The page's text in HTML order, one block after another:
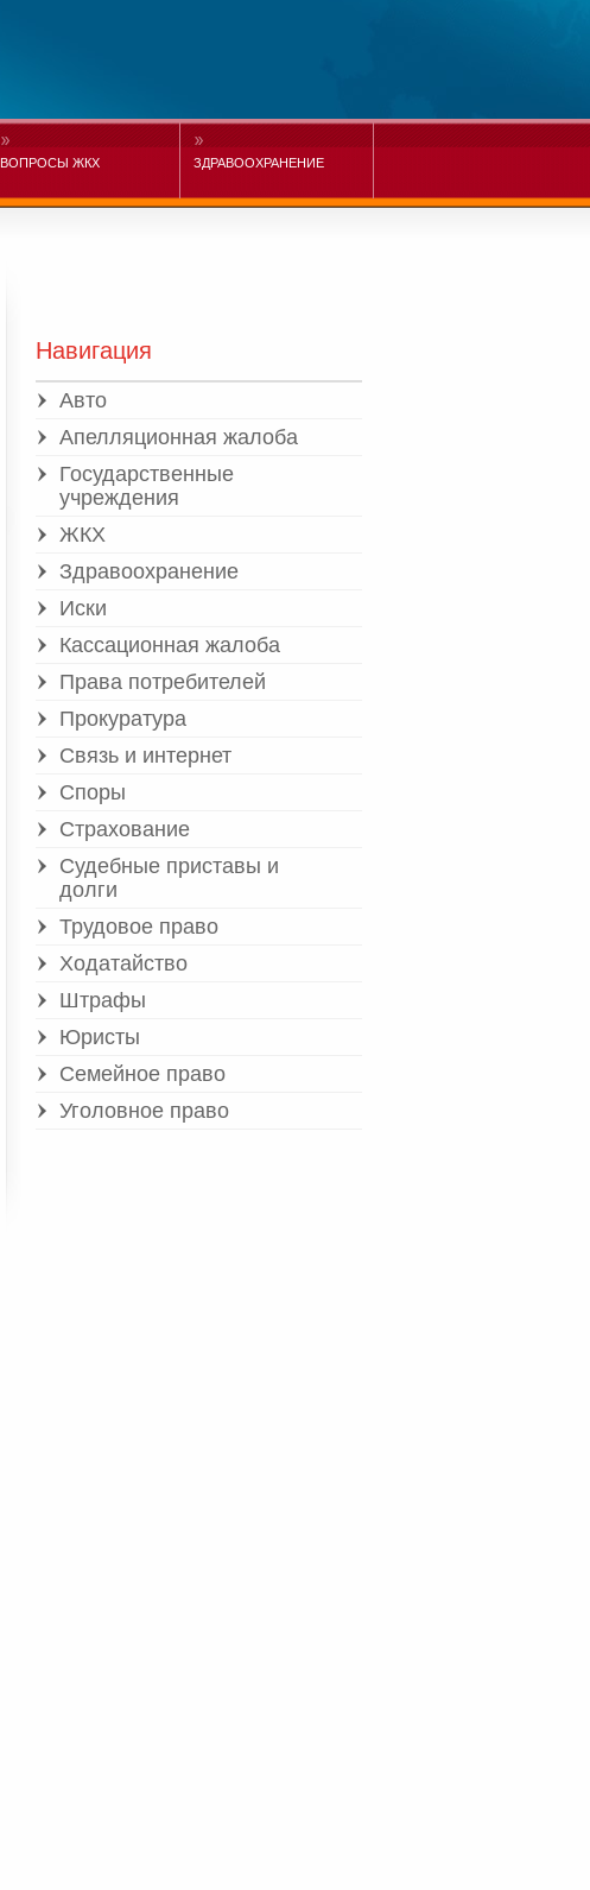
ВОПРОСЫ ЖКХ ЗДРАВООХРАНЕНИЕ
Навигация
Авто
Апелляционная жалоба
Государственные
учреждения
ЖКХ
Здравоохранение
Иски
Кассационная жалоба
Права потребителей
Прокуратура
Связь и интернет
Споры
Страхование
Судебные приставы и
долги
Трудовое право
Ходатайство
Штрафы
Юристы
Семейное право
Уголовное право